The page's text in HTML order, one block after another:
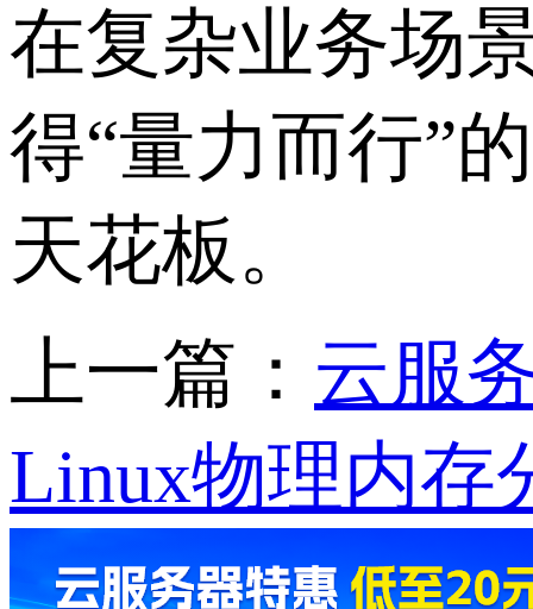
在复杂业务场
得“量力而行”
天花板。
上一篇： 云服
Linux物理内存